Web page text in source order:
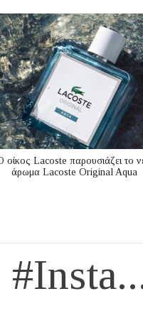
οίκος Lacoste παρουσιάζει το
άρωμα Lacoste Original Aqua